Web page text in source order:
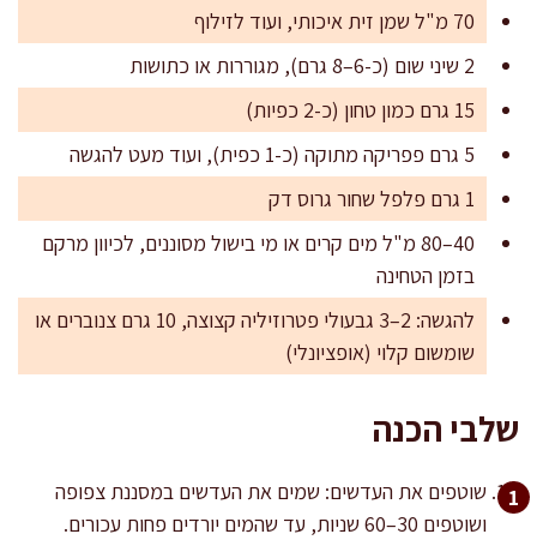
70 מ"ל שמן זית איכותי, ועוד לזילוף
2 שיני שום (כ-6–8 גרם), מגוררות או כתושות
15 גרם כמון טחון (כ-2 כפיות)
5 גרם פפריקה מתוקה (כ-1 כפית), ועוד מעט להגשה
1 גרם פלפל שחור גרוס דק
40–80 מ"ל מים קרים או מי בישול מסוננים, לכיוון מרקם
בזמן הטחינה
להגשה: 2–3 גבעולי פטרוזיליה קצוצה, 10 גרם צנוברים או
שומשום קלוי (אופציונלי)
שלבי הכנה
שוטפים את העדשים: שמים את העדשים במסננת צפופה
ושוטפים 30–60 שניות, עד שהמים יורדים פחות עכורים.